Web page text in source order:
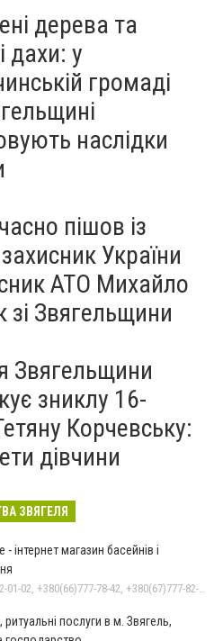
дерева та
дахи: у
громаді
наслідки
пішов із
України
АТО Михайло
зі Звягельщини
Звягельщини
зниклу 16-
Корчевську:
дівчини
ЗВЯГЕЛЯ
- інтернет магазин басейнів і
+380(44)502-01-02, +380(66)777-78-42, +380(67)777-82-19, +380(67)890-80-80, +380(73)890-80-80, +380(44)502-01-03
послуги в м. Звягель,